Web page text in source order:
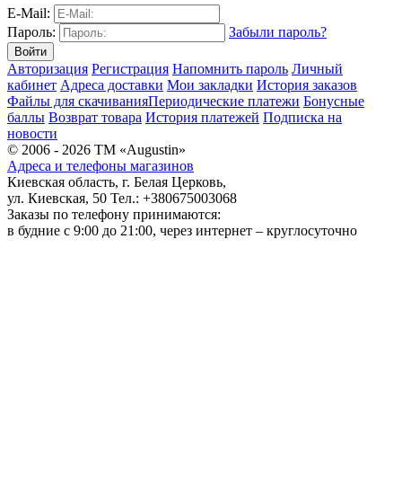
E-Mail:
Пароль:
Забыли пароль?
Авторизация Регистрация Напомнить пароль Личный
кабинет Адреса доставки Мои закладки История заказов
Файлы для скачиванияПериодические платежи Бонусные
баллы Возврат товара История платежей Подписка на
новости
© 2006 - 2026 ТМ «Augustin»
Адреса и телефоны магазинов
Киевская область, г. Белая Церковь,
ул. Киевская, 50 Тел.: +380675003068
Заказы по телефону принимаются:
в будние c 9:00 до 21:00, через интернет – круглосуточно